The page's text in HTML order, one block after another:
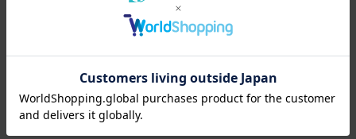
カラメッラ
節有商品の注意事項